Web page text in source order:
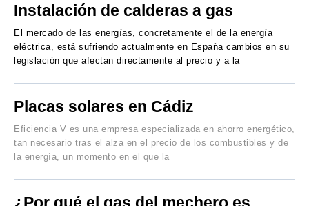
Instalación de calderas a gas
El mercado de las energías, concretamente el de la energía
eléctrica, está sufriendo actualmente en España cambios en su
legislación que afectan directamente al precio y a la
Placas solares en Cádiz
Eficiencia V es una empresa especializada en ahorro energético,
tan necesario tras el alza en el precio de los combustibles y de
la energía, un momento en el que la